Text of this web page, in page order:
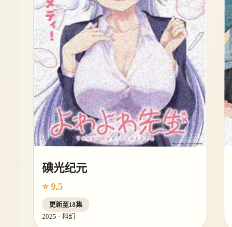
碘光纪元
⭐ 9.5
更新至18集
2025 · 科幻